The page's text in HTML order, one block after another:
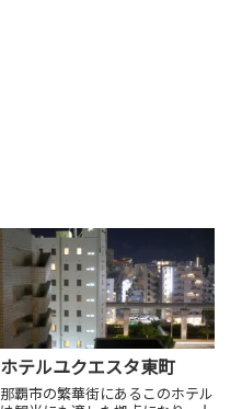
ホテルユクエスタ東町
那覇市の繁華街にあるこのホテル